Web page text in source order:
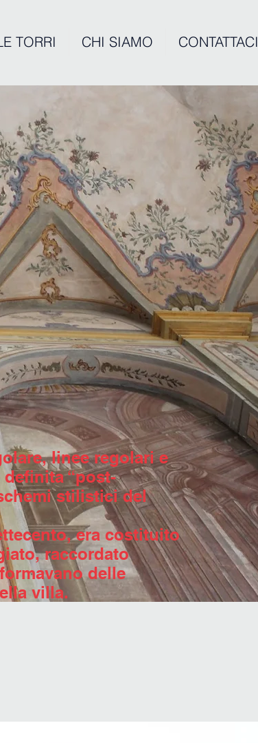
TORRI CHI SIAMO CONTATTACI
linee regolari e
“post-
stilistici del
era costituito
raccordato
delle
villa.